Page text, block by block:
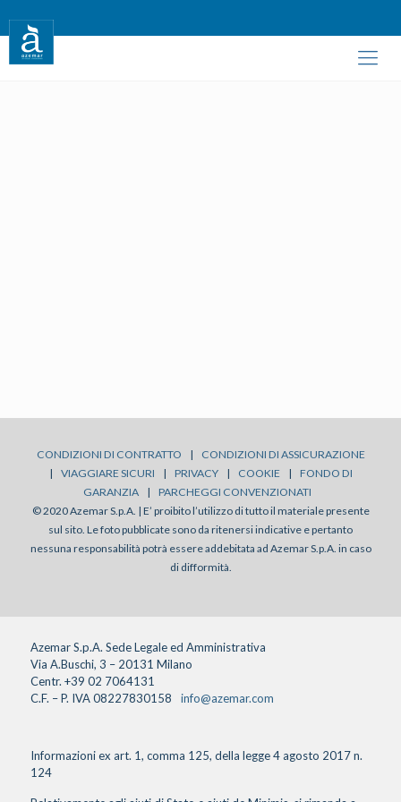
CONDIZIONI DI CONTRATTO |
CONDIZIONI DI ASSICURAZIONE
|
VIAGGIARE SICURI | PRIVACY | COOKIE |
FONDO DI
GARANZIA
|
PARCHEGGI CONVENZIONATI
© 2020 Azemar S.p.A. | E’ proibito l’utilizzo di tutto il materiale presente
sul sito. Le foto pubblicate sono da ritenersi indicative e pertanto
nessuna responsabilità potrà essere addebitata ad Azemar S.p.A. in caso
di difformità.
Azemar S.p.A. Sede Legale ed Amministrativa
Via A.Buschi, 3 – 20131 Milano
Centr. +39 02 7064131
C.F. – P. IVA 08227830158
info@azemar.com
Informazioni ex art. 1, comma 125, della legge 4 agosto 2017 n.
124